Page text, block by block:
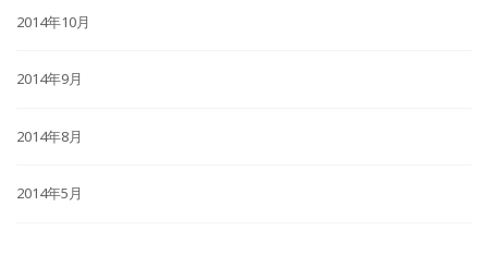
2014年10月
2014年9月
2014年8月
2014年5月